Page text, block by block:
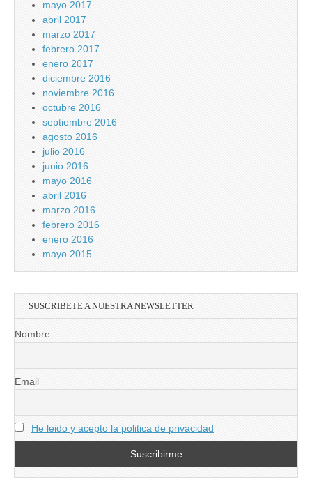
mayo 2017
abril 2017
marzo 2017
febrero 2017
enero 2017
diciembre 2016
noviembre 2016
octubre 2016
septiembre 2016
agosto 2016
julio 2016
junio 2016
mayo 2016
abril 2016
marzo 2016
febrero 2016
enero 2016
mayo 2015
SUSCRIBETE A NUESTRA NEWSLETTER
Nombre
Email
He leido y acepto la politica de privacidad